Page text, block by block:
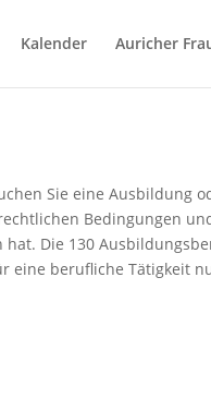
Kalender Auricher
Sie eine Ausbildung
Bedingungen
Die 130
berufliche Tätigkeit